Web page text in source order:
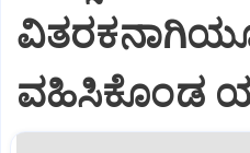
ವಿತರಕನಾಗಿಯೂ
ವಹಿಸಿಕೊಂಡ